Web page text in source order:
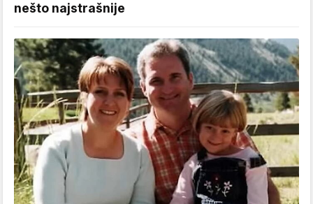
nešto najstrašnije